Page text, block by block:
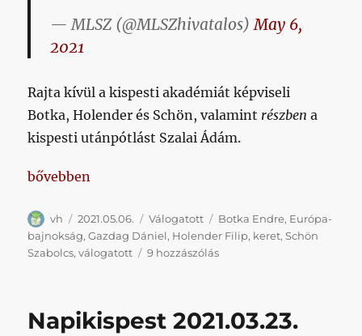
— MLSZ (@MLSZhivatalos)May 6,
2021
Rajta kívül a kispesti akadémiát képviseli
Botka, Holender és Schön, valamint részbena
kispesti utánpótlást Szalai Ádám.
„Gazdag ott van Rossi bő keretében”
bővebben
Szerző
vh Közzétéve
2021.05.06. Kategória
Válogatott Címke
Botka Endre, Európa-
bajnokság,Gazdag Dániel, Holender Filip, keret,Schön
Szabolcs,válogatott 9 hozzászólásGazdag
bő
Napikispest 2021.03.23.